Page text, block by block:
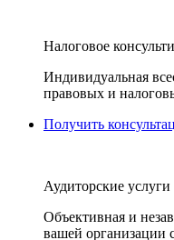
Налоговое
Индивидуальная
правовых и
Получить
Аудиторские услуги
Объективная и
вашей организации